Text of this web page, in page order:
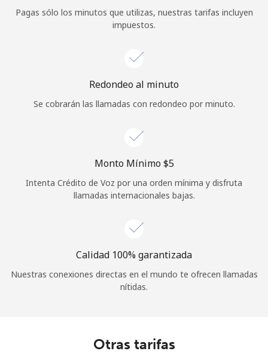
Iniciar Sesión
Continuar con
Pagas sólo los minutos que utilizas, nuestras tarifas incluyen
impuestos.
Redondeo al minuto
Se cobrarán las llamadas con redondeo por minuto.
Monto Mínimo ⁦$5⁩
Intenta Crédito de Voz por una orden mínima y disfruta
llamadas internacionales bajas.
Calidad 100% garantizada
Nuestras conexiones directas en el mundo te ofrecen llamadas
nítidas.
Otras tarifas